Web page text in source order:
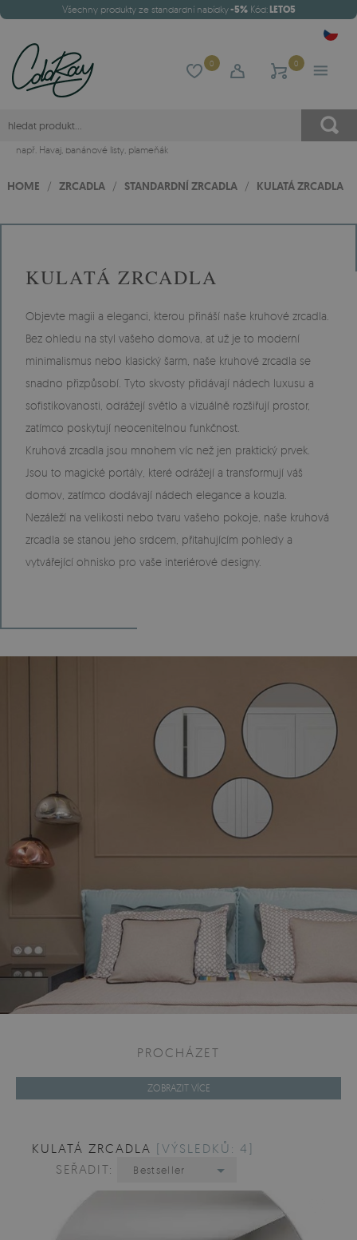
Všechny produkty ze standardní nabídky-5%Kód:LETO5
0 0
např. Havaj, banánové listy, plameňák
HOME / ZRCADLA / STANDARDNÍ ZRCADLA / KULATÁ ZRCADLA
KULATÁ ZRCADLA
Objevte magii a eleganci, kterou přináší naše kruhové zrcadla.
Bez ohledu na styl vašeho domova, ať už je to moderní
minimalismus nebo klasický šarm, naše kruhové zrcadla se
snadno přizpůsobí. Tyto skvosty přidávají nádech luxusu a
sofistikovanosti, odrážejí světlo a vizuálně rozšiřují prostor,
zatímco poskytují neocenitelnou funkčnost.
Kruhová zrcadla jsou mnohem víc než jen praktický prvek.
Jsou to magické portály, které odrážejí a transformují váš
domov, zatímco dodávají nádech elegance a kouzla.
Nezáleží na velikosti nebo tvaru vašeho pokoje, naše kruhová
zrcadla se stanou jeho srdcem, přitahujícím pohledy a
vytvářející ohnisko pro vaše interiérové designy.
PROCHÁZET
ZOBRAZIT VÍCE
KULATÁ ZRCADLA [VÝSLEDKŮ: 4]
SEŘADIT:
Bestseller